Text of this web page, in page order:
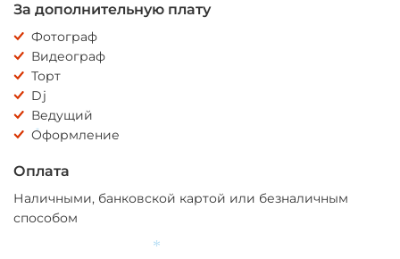
За дополнительную плату
Фотограф
Видеограф
Торт
Dj
Ведущий
Оформление
Оплата
Наличными, банковской картой или безналичным
способом
*